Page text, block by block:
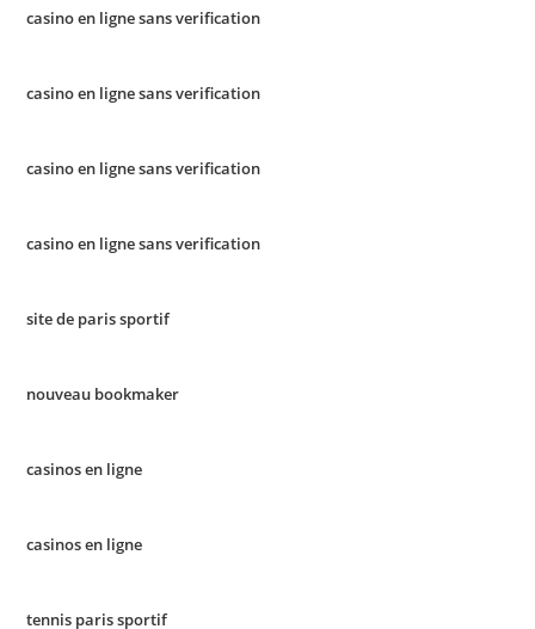
casino en ligne sans verification
casino en ligne sans verification
casino en ligne sans verification
casino en ligne sans verification
site de paris sportif
nouveau bookmaker
casinos en ligne
casinos en ligne
tennis paris sportif